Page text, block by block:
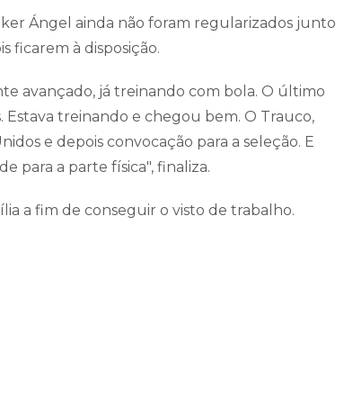
Ángel ainda não foram regularizados junto
ficarem à disposição.
avançado, já treinando com bola. O último
treinando e chegou bem. O Trauco,
e depois convocação para a seleção. E
para a parte física", finaliza.
a fim de conseguir o visto de trabalho.